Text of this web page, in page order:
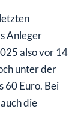
Anleger
also vor 14
unter der
60 Euro. Bei
die